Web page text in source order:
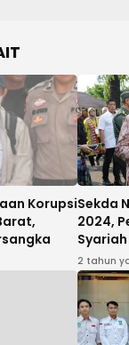
KorupsiSekda
2024,
Syariah
2 tahun